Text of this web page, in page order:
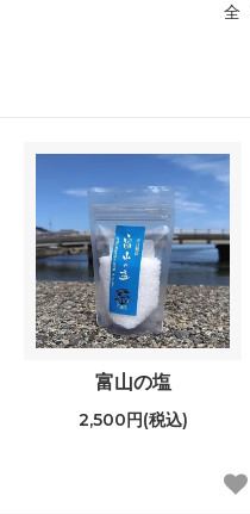
全
富山の塩
2,500円(税込)